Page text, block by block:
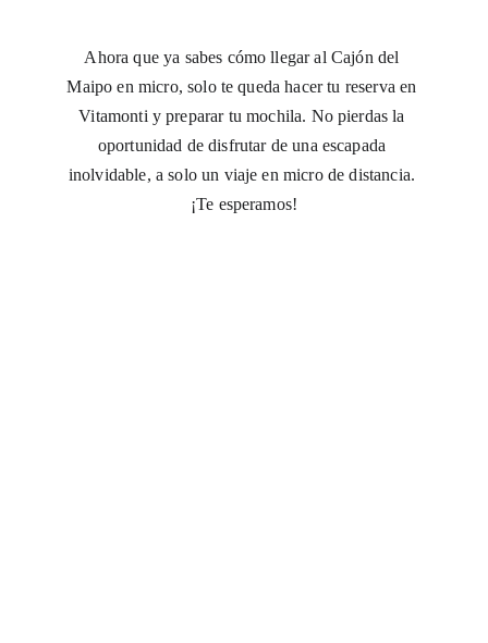
Ahora que ya sabes cómo llegar al Cajón del
Maipo en micro, solo te queda hacer tu reserva en
Vitamonti y preparar tu mochila. No pierdas la
oportunidad de disfrutar de una escapada
inolvidable, a solo un viaje en micro de distancia.
¡Te esperamos!